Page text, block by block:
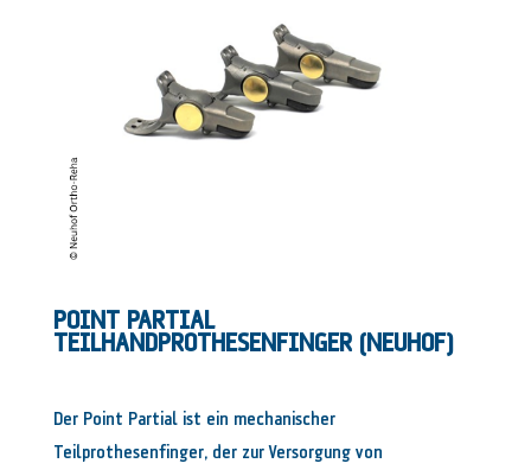
POINT PARTIAL
TEILHANDPROTHESENFINGER (NEUHOF)
Der Point Partial ist ein mechanischer
Teilprothesenfinger, der zur Versorgung von